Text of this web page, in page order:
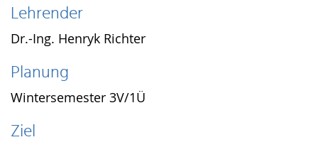
Lehrender
Dr.-Ing. Henryk Richter
Planung
Wintersemester 3V/1Ü
Ziel